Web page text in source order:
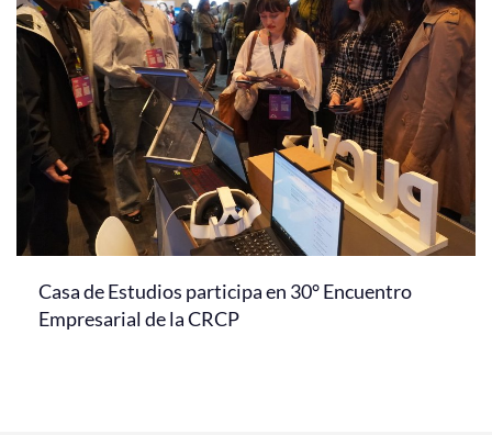
Casa de Estudios participa en 30° Encuentro
Empresarial de la CRCP